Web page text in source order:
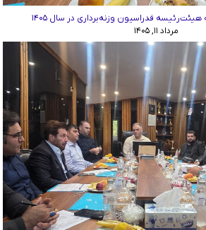
فدراسیون وزنه‌برداری در سال ۱۴۰۵
مرداد ۱۱, ۱۴۰۵